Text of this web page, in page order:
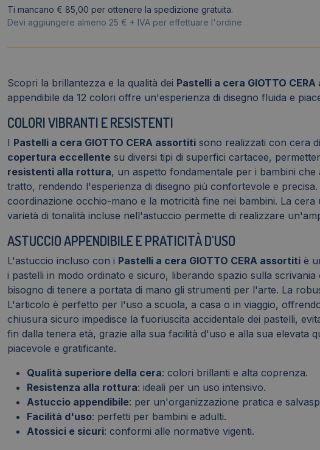
anni
in
Ti mancano € 85,00 per ottenere la spedizione gratuita.
Devi aggiungere almeno 25 € + IVA per effettuare l'ordine
Scopri la brillantezza e la qualità dei Pastelli a cera GIOTTO
appendibile da 12 colori offre un'esperienza di disegno fluida e
COLORI VIBRANTI E RESISTENTI
I Pastelli a cera GIOTTO CERA assortiti sono realizzati con cera
copertura eccellente su diversi tipi di superfici cartacee,
resistenti alla rottura, un aspetto fondamentale per i bambini
tratto, rendendo l'esperienza di disegno più confortevole e
coordinazione occhio-mano e la motricità fine nei bambini. La
varietà di tonalità incluse nell'astuccio permette di realizzare
ASTUCCIO APPENDIBILE E PRATICITÀ D'USO
L'astuccio incluso con i Pastelli a cera GIOTTO CERA assortiti è
i pastelli in modo ordinato e sicuro, liberando spazio sulla
bisogno di tenere a portata di mano gli strumenti per l'arte. La
L'articolo è perfetto per l'uso a scuola, a casa o in viaggio,
chiusura sicuro impedisce la fuoriuscita accidentale dei pastelli,
fin dalla tenera età, grazie alla sua facilità d'uso e alla sua elevata
piacevole e gratificante.
Qualità superiore della cera: colori brillanti e alta coprenza.
Resistenza alla rottura: ideali per un uso intensivo.
Astuccio appendibile: per un'organizzazione pratica e
Facilità d'uso: perfetti per bambini e adulti.
Atossici e sicuri: conformi alle normative vigenti.